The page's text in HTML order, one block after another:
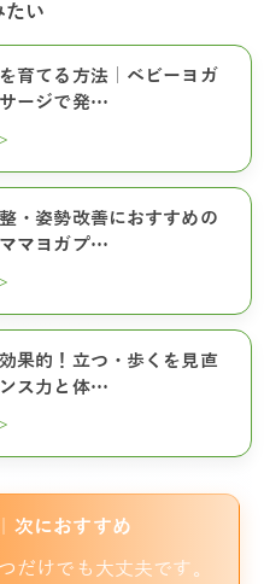
たい
育てる方法｜ベビーヨガ
ージで発…
・姿勢改善におすすめの
マヨガプ…
果的！立つ・歩くを見直
ス力と体…
次におすすめ
だけでも大丈夫です。